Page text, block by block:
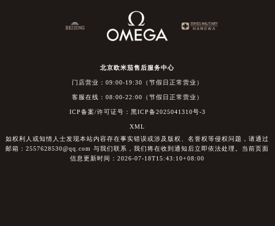
北京欧米茄售后服务中心
门店营业：09:00-19:30（节假日正常营业）
客服在线：08:00-22:00（节假日正常营业）
ICP备案/许可证号：黑ICP备2025041310号-3
XML
如权利人或知情人士发现本站内容存在事实错误或涉及版权、名誉权等侵权问题，请通过
邮箱：2557628530@qq.com 与我们联系，我们将在收到通知后立即依法处理。当前页面
信息更新时间：2026-07-18T15:43:10+08:00